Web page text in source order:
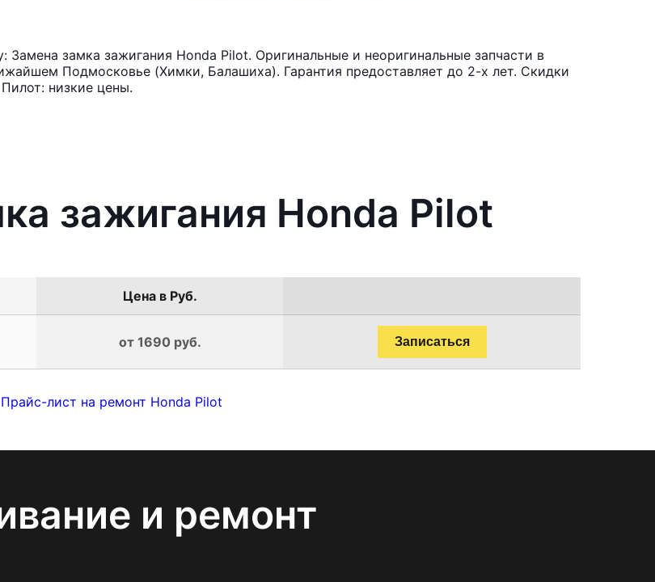
замка зажигания Honda Pilot. Оригинальные и неоригинальные запчасти в
Подмосковье (Химки, Балашиха). Гарантия предоставляет до 2-х лет. Скидки
низкие цены.
зажигания Honda Pilot
Цена в Руб.
от 1690 руб. Записаться
Прайс-лист на ремонт Honda Pilot
и ремонт